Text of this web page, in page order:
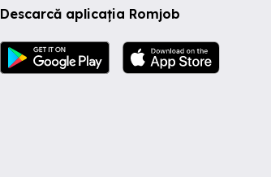
Descarcă aplicația Romjob